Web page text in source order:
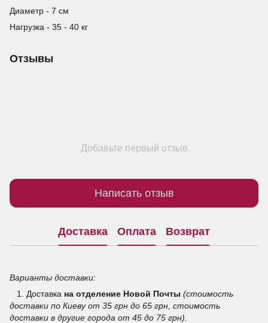
Диаметр - 7 см
Нагрузка - 35 - 40 кг
Отзывы
Добавьте первый отзыв
Написать отзыв
Доставка Оплата Возврат
Варианты доставки:
1. Доставка на отделение Новой Почты (стоимость
доставки по Киеву от 35 грн до 65 грн, стоимость
доставки в другие города от 45 до 75 грн).